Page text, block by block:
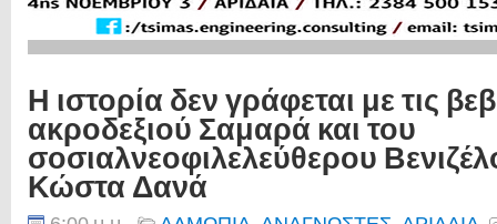
Η ιστορία δεν γράφεται με τις
ακροδεξιού Σαμαρά και του
σοσιαλνεοφιλελεύθερου
Κώστα Δανά